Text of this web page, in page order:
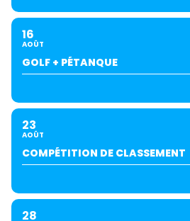
16
AOÛT
GOLF + PÉTANQUE
23
AOÛT
COMPÉTITION DE CLASSEMENT
28